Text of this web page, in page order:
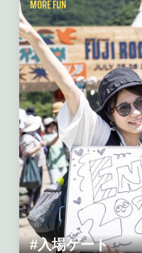
MORE FUN
#入場ゲート